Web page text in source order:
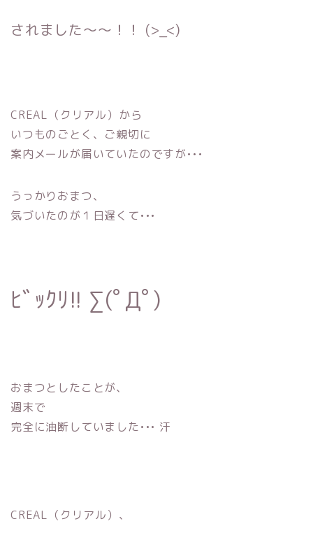
されました〜〜！！ (>_<)
CREAL（クリアル）から
いつものごとく、ご親切に
案内メールが届いていたのですが•••
うっかりおまつ、
気づいたのが１日遅くて•••
ﾋﾞｯｸﾘ!! ∑(ﾟДﾟ)
おまつとしたことが、
週末で
完全に油断していました••• 汗
CREAL（クリアル）、